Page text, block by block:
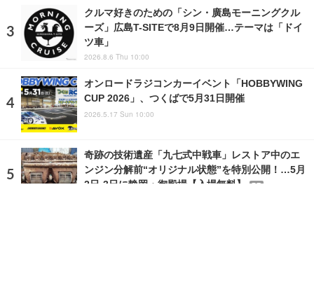
クルマ好きのための「シン・廣島モーニングクル
ーズ」広島T-SITEで8月9日開催…テーマは「ドイ
ツ車」
2026.8.6 Thu 10:00
オンロードラジコンカーイベント「HOBBYWING
CUP 2026」、つくばで5月31日開催
2026.5.17 Sun 10:00
奇跡の技術遺産「九七式中戦車」レストア中のエ
ンジン分解前“オリジナル状態”を特別公開！…5月
2日-3日に静岡・御殿場【入場無料】
PR